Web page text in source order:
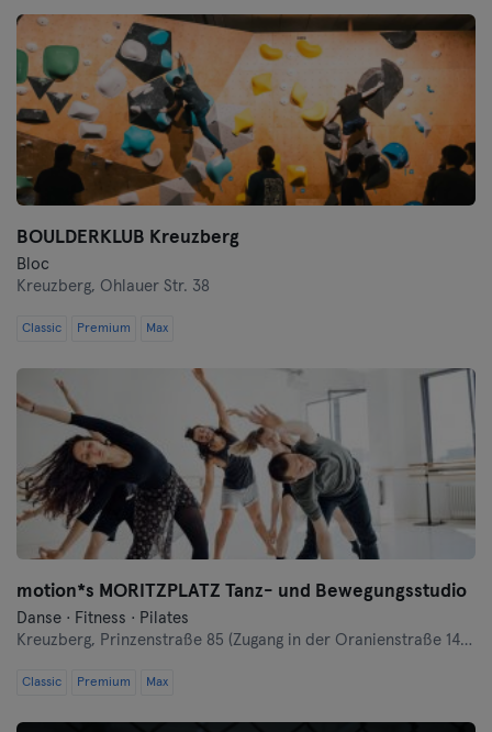
BOULDERKLUB Kreuzberg
Bloc
Kreuzberg, Ohlauer Str. 38
Classic Premium Max
motion*s MORITZPLATZ Tanz- und Bewegungsstudio
Danse · Fitness · Pilates
Kreuzberg, Prinzenstraße 85 (Zugang in der Oranienstraße 140-142 links neben Denn's Bioladen)
Classic Premium Max